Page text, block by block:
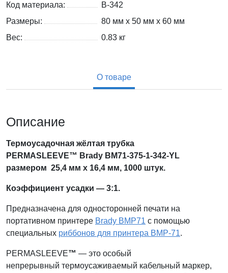
Код материала:
B-342
Размеры:
80 мм x 50 мм x 60 мм
Вес:
0.83 кг
О товаре
Описание
Термоусадочная жёлтая трубка
PERMASLEEVE™ Brady BM71-375-1-342-YL
размером 25,4 мм х 16,4 мм, 1000 штук.
Коэффициент усадки — 3:1.
Предназначена для односторонней печати на
портативном принтере Brady BMP71 с помощью
специальных риббонов для принтера BMP-71.
PERMASLEEVE™ — это особый
непрерывный термоусаживаемый кабельный маркер,